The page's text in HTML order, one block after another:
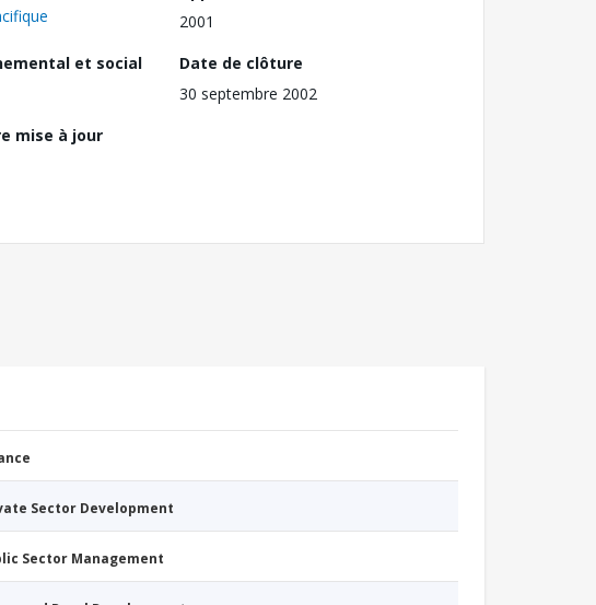
2001
et social
Date de clôture
30 septembre 2002
mise à jour
Sector Development
Sector Management